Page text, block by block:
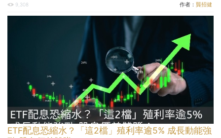
9,308 作者： 龔招健
ETF配息恐縮水？「這2檔」殖利率逾5% 成長動能強